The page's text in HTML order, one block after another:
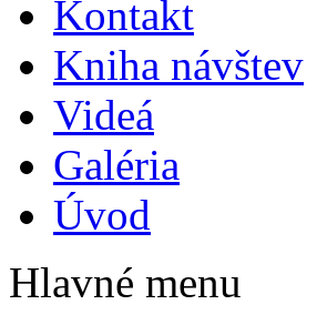
Kontakt
Kniha návštev
Videá
Galéria
Úvod
Hlavné menu